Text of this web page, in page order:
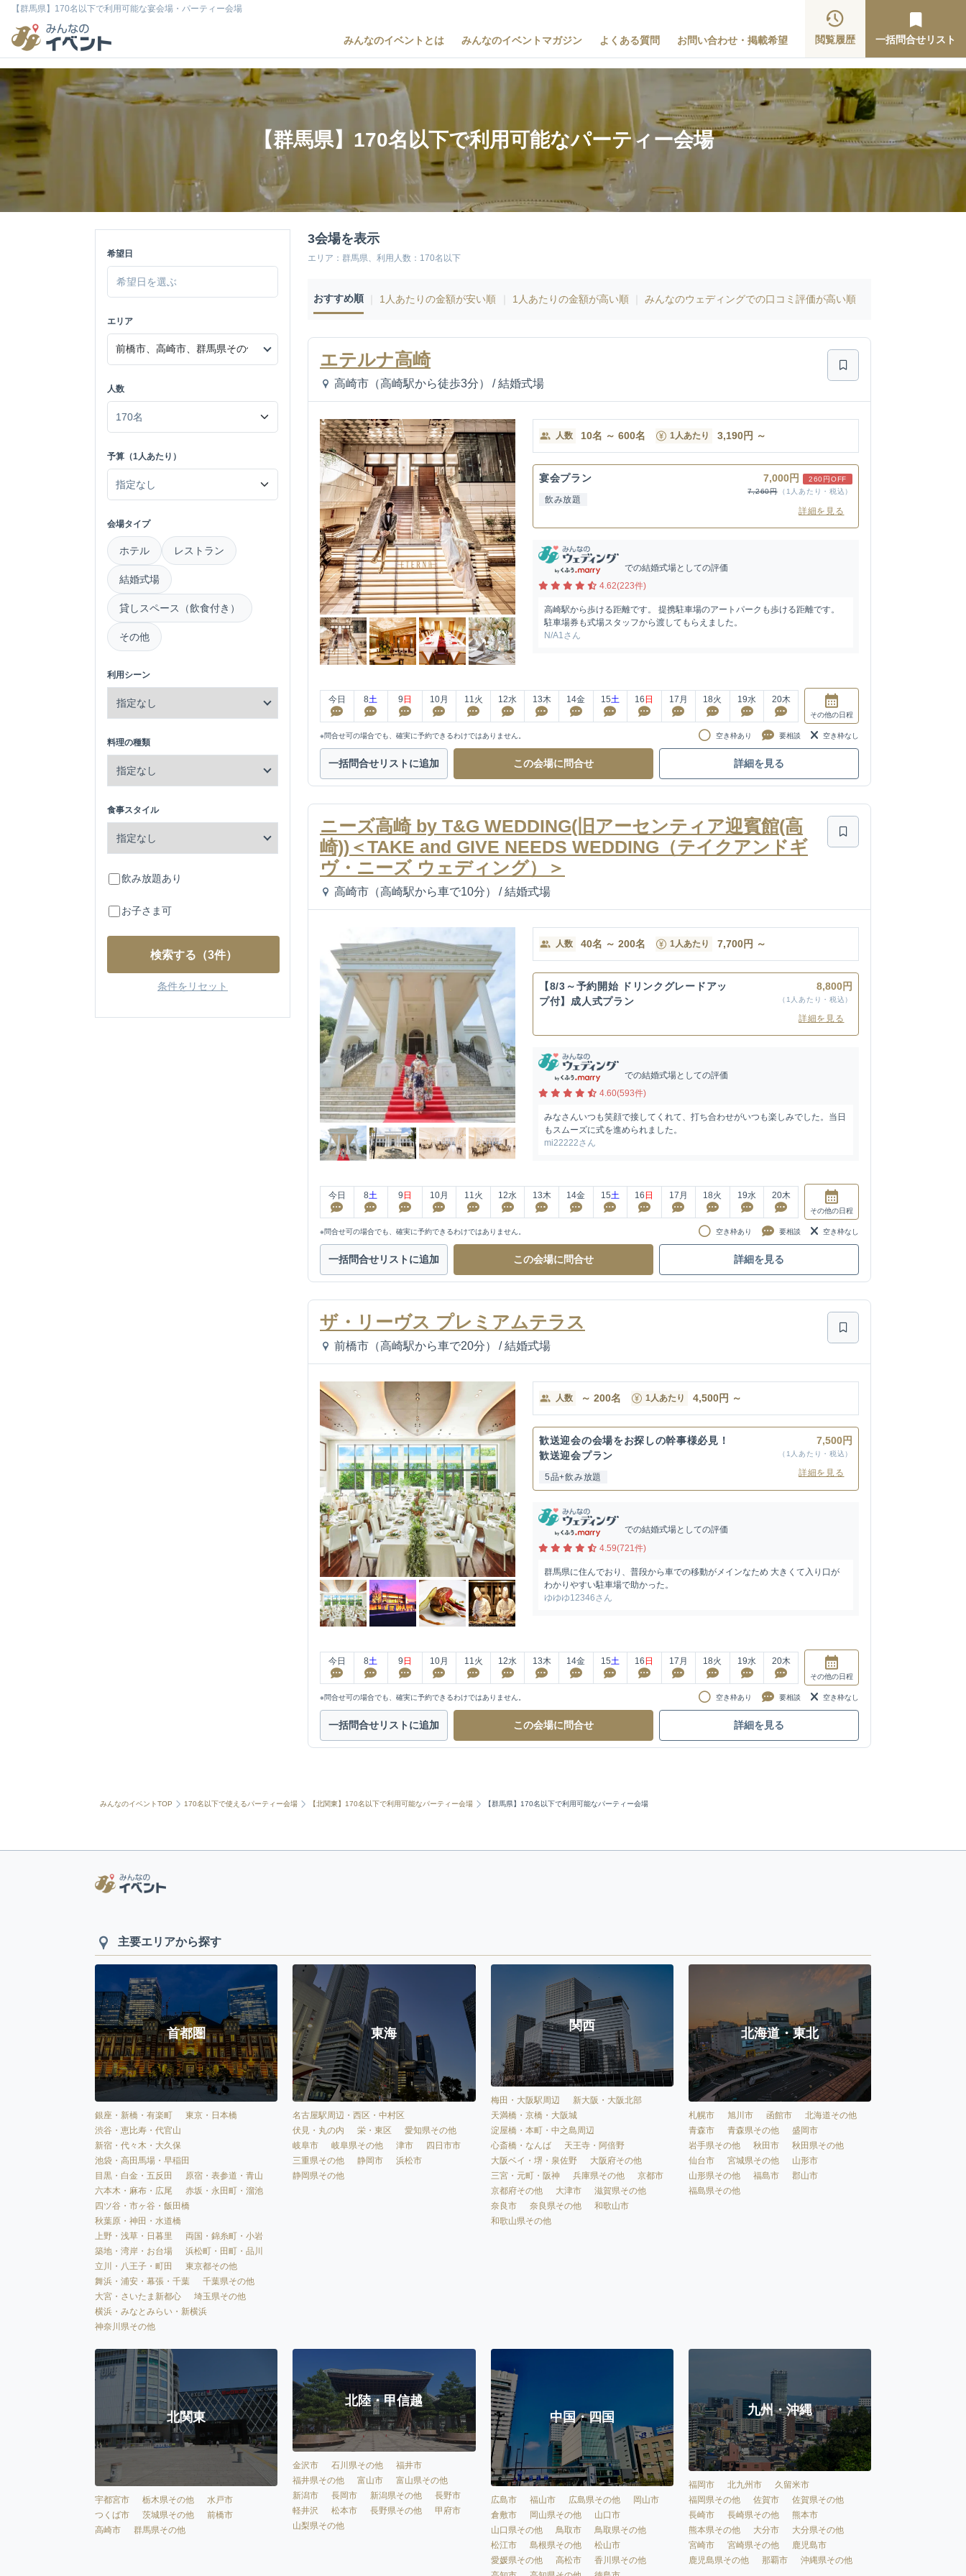
【群馬県】170名以下で利用可能な宴会場・パーティー会場
みんなのイベントとは みんなのイベントマガジン よくある質問 お問い合わせ・掲載希望 閲覧履歴 一括問合せリスト
【群馬県】170名以下で利用可能なパーティー会場
希望日
エリア
人数
予算（1人あたり）
会場タイプ
ホテル レストラン
結婚式場
貸しスペース（飲食付き）
その他
利用シーン
料理の種類
食事スタイル
飲み放題あり
お子さま可
検索する （3件）
条件をリセット
3会場を表示
エリア：群馬県、利用人数：170名以下
おすすめ順 1人あたりの金額が安い順 1人あたりの金額が高い順 みんなのウェディングでの口コミ評価が高い順
エテルナ高崎
高崎市（高崎駅から徒歩3分） / 結婚式場
人数 10名 ～ 600名 1人あたり 3,190円 ～
宴会プラン
飲み放題
7,000円
260円OFF
7,260円
（1人あたり・税込）
詳細を見る
での結婚式場としての評価
4.62(223件)
高崎駅から歩ける距離です。 提携駐車場のアートパークも歩ける距離です。
駐車場券も式場スタッフから渡してもらえました。
N/A1さん
今日 8土 9 日 10月 11 火 12水 13木 14金 15土 16 日 17 月 18火 19水 20木
その他の日程
※問合せ可の場合でも、確実に予約できるわけではありません。 空き枠あり 要相談 空き枠なし
一括問合せリストに追加 この会場に問合せ 詳細を見る
ニーズ高崎 by T&G WEDDING(旧アーセンティア迎賓館(高
崎))＜TAKE and GIVE NEEDS WEDDING（テイクアンドギ
ヴ・ニーズ ウェディング）＞
高崎市（高崎駅から車で10分） / 結婚式場
人数 40名 ～ 200名 1人あたり 7,700円 ～
【8/3～予約開始 ドリンクグレードアッ
プ付】成人式プラン
8,800円
（1人あたり・税込）
詳細を見る
での結婚式場としての評価
4.60(593件)
みなさんいつも笑顔で接してくれて、打ち合わせがいつも楽しみでした。当日
もスムーズに式を進められました。
mi22222さん
今日 8土 9 日 10月 11 火 12水 13木 14金 15土 16 日 17 月 18火 19水 20木
その他の日程
※問合せ可の場合でも、確実に予約できるわけではありません。 空き枠あり 要相談 空き枠なし
一括問合せリストに追加 この会場に問合せ 詳細を見る
ザ・リーヴス プレミアムテラス
前橋市（高崎駅から車で20分） / 結婚式場
人数 ～ 200名 1人あたり 4,500円 ～
歓送迎会の会場をお探しの幹事様必見！
歓送迎会プラン
5品+飲み放題
7,500円
（1人あたり・税込）
詳細を見る
での結婚式場としての評価
4.59(721件)
群馬県に住んでおり、普段から車での移動がメインなため 大きくて入り口が
わかりやすい駐車場で助かった。
ゆゆゆ12346さん
今日 8土 9 日 10月 11 火 12水 13木 14金 15土 16 日 17 月 18火 19水 20木
その他の日程
※問合せ可の場合でも、確実に予約できるわけではありません。 空き枠あり 要相談 空き枠なし
一括問合せリストに追加 この会場に問合せ 詳細を見る
みんなのイベントTOP 170名以下で使えるパーティー会場 【北関東】170名以下で利用可能なパーティー会場 【群馬県】170名以下で利用可能なパーティー会場
主要エリアから探す
首都圏
銀座・新橋・有楽町
東京・日本橋
渋谷・恵比寿・代官山
新宿・代々木・大久保
池袋・高田馬場・早稲田
目黒・白金・五反田
原宿・表参道・青山
六本木・麻布・広尾
赤坂・永田町・溜池
四ツ谷・市ヶ谷・飯田橋
秋葉原・神田・水道橋
上野・浅草・日暮里
両国・錦糸町・小岩
築地・湾岸・お台場
浜松町・田町・品川
立川・八王子・町田
東京都その他
舞浜・浦安・幕張・千葉
千葉県その他
大宮・さいたま新都心
埼玉県その他
横浜・みなとみらい・新横浜
神奈川県その他
東海
名古屋駅周辺・西区・中村区
伏見・丸の内
栄・東区
愛知県その他
岐阜市
岐阜県その他 津市
四日市市
三重県その他
静岡市
浜松市
静岡県その他
関西
梅田・大阪駅周辺
新大阪・大阪北部
天満橋・京橋・大阪城
淀屋橋・本町・中之島周辺
心斎橋・なんば
天王寺・阿倍野
大阪ベイ・堺・泉佐野
大阪府その他
三宮・元町・阪神
兵庫県その他
京都市
京都府その他
大津市
滋賀県その他
奈良市
奈良県その他
和歌山市
和歌山県その他
北海道・東北
札幌市 旭川市 函館市
北海道その他
青森市
青森県その他
盛岡市
岩手県その他
秋田市
秋田県その他
仙台市
宮城県その他
山形市
山形県その他
福島市
郡山市
福島県その他
北関東
宇都宮市 栃木県その他
水戸市
つくば市
茨城県その他
前橋市
高崎市
群馬県その他
北陸・甲信越
金沢市 石川県その他
福井市
福井県その他
富山市
富山県その他
新潟市
長岡市 新潟県その他
長野市
軽井沢
松本市 長野県その他
甲府市
山梨県その他
中国・四国
広島市 福山市 広島県その他
岡山市
倉敷市
岡山県その他
山口市
山口県その他
鳥取市
鳥取県その他
松江市
島根県その他
松山市
愛媛県その他
高松市
香川県その他
九州・沖縄
福岡市 北九州市
久留米市
福岡県その他
佐賀市
佐賀県その他
長崎市
長崎県その他
熊本市
熊本県その他
大分市
大分県その他
宮崎市
宮崎県その他
鹿児島市
鹿児島県その他
那覇市 沖縄県その他